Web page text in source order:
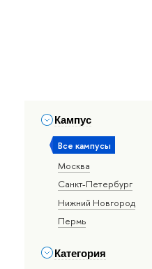
Кампус
Все кампусы
Москва
Санкт-Петербург
Нижний Новгород
Пермь
Категория